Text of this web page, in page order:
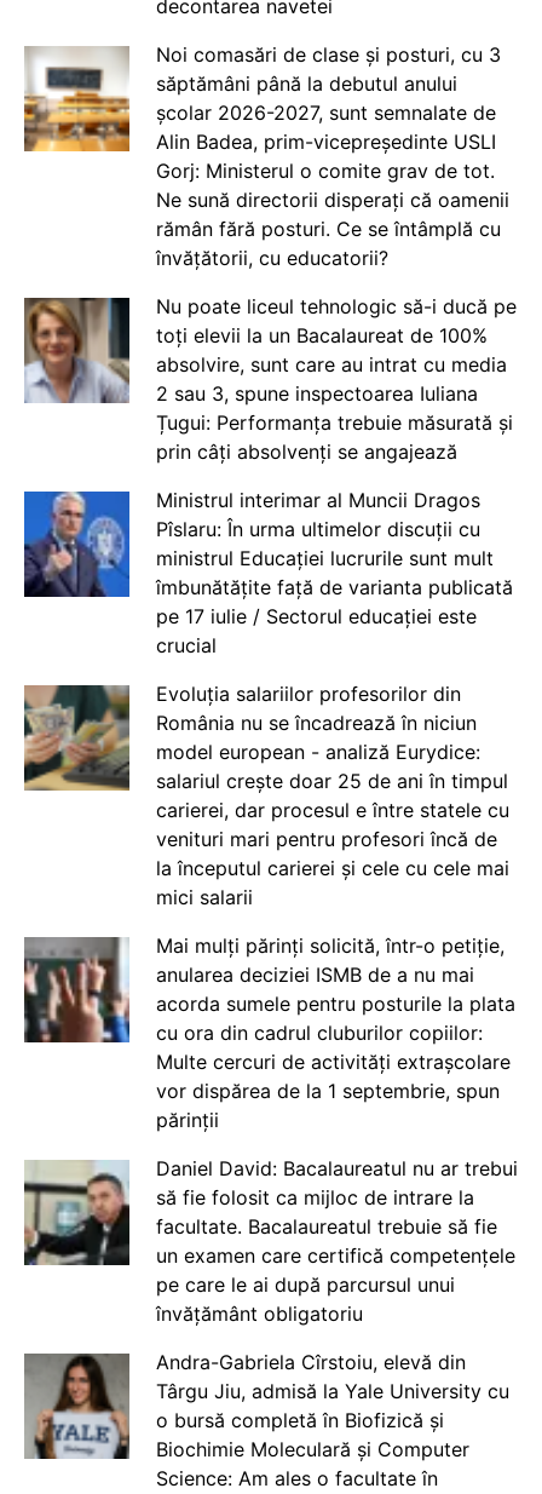
decontarea navetei
Noi comasări de clase și posturi, cu 3
săptămâni până la debutul anului
școlar 2026-2027, sunt semnalate de
Alin Badea, prim-vicepreședinte USLI
Gorj: Ministerul o comite grav de tot.
Ne sună directorii disperați că oamenii
rămân fără posturi. Ce se întâmplă cu
învățătorii, cu educatorii?
Nu poate liceul tehnologic să-i ducă pe
toți elevii la un Bacalaureat de 100%
absolvire, sunt care au intrat cu media
2 sau 3, spune inspectoarea Iuliana
Țugui: Performanța trebuie măsurată și
prin câți absolvenți se angajează
Ministrul interimar al Muncii Dragos
Pîslaru: În urma ultimelor discuții cu
ministrul Educației lucrurile sunt mult
îmbunătățite față de varianta publicată
pe 17 iulie / Sectorul educației este
crucial
Evoluția salariilor profesorilor din
România nu se încadrează în niciun
model european - analiză Eurydice:
salariul crește doar 25 de ani în timpul
carierei, dar procesul e între statele cu
venituri mari pentru profesori încă de
la începutul carierei și cele cu cele mai
mici salarii
Mai mulți părinți solicită, într-o petiție,
anularea deciziei ISMB de a nu mai
acorda sumele pentru posturile la plata
cu ora din cadrul cluburilor copiilor:
Multe cercuri de activități extrașcolare
vor dispărea de la 1 septembrie, spun
părinții
Daniel David: Bacalaureatul nu ar trebui
să fie folosit ca mijloc de intrare la
facultate. Bacalaureatul trebuie să fie
un examen care certifică competențele
pe care le ai după parcursul unui
învățământ obligatoriu
Andra-Gabriela Cîrstoiu, elevă din
Târgu Jiu, admisă la Yale University cu
o bursă completă în Biofizică și
Biochimie Moleculară și Computer
Science: Am ales o facultate în